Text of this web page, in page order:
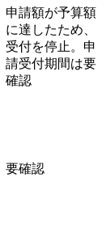
申請額が予算額
に達したため、
受付を停止。申
請受付期間は要
確認
要確認